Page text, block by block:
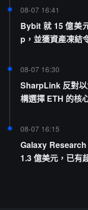
08-07 16:41
Bybit 就 15 億美
p，並獲資產凍結
08-07 16:30
SharpLink 反對
構選擇 ETH 的核
08-07 16:15
Galaxy
1.3 億美元，已有